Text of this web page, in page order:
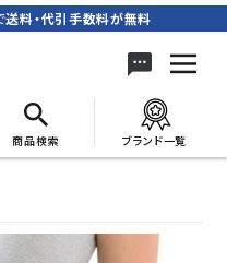
送料・代引手数料が無料
商品検索 ブランド一覧